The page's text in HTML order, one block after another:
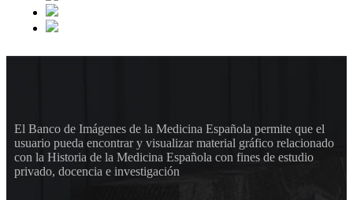
El Banco de Imágenes de la Medicina Española permite que el
usuario pueda encontrar y visualizar material gráfico relacionado
con la Historia de la Medicina Española con fines de estudio
privado, docencia e investigación